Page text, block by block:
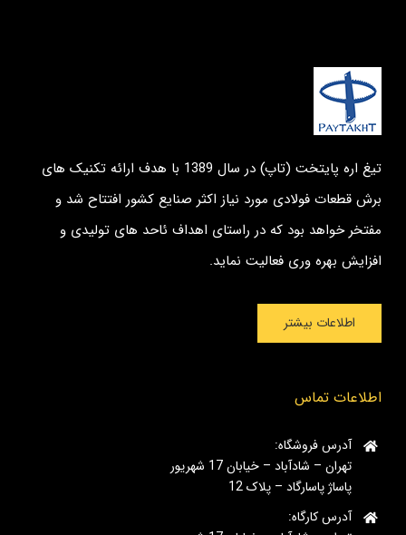
تیغ اره پایتخت (تاپ) در سال 1389 با هدف ارائه تکنیک های
برش قطعات فولادی مورد نیاز اکثر صنایع کشور افتتاح شد و
مفتخر خواهد بود که در راستای اهداف ئاحد های تولیدی و
افزایش بهره وری فعالیت نماید.
اطلاعات بیشتر
اطلاعات تماس
آدرس فروشگاه:
تهران – شادآباد – خیابان 17 شهریور
پاساژ پاسارگاد – پلاک 12
آدرس کارگاه: